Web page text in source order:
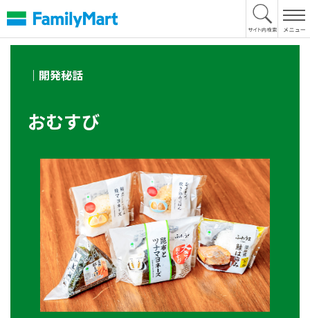
文
へ
｜開発秘話
おむすび